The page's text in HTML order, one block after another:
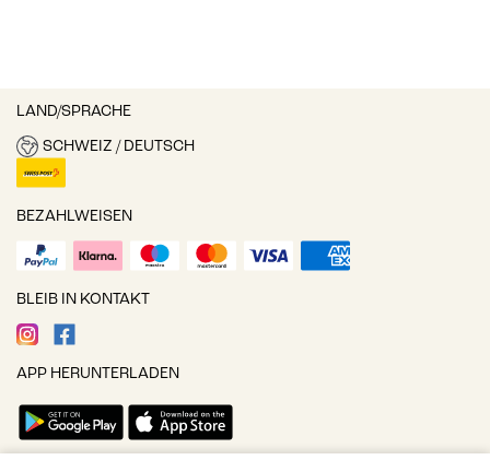
LAND/SPRACHE
SCHWEIZ / DEUTSCH
BEZAHLWEISEN
BLEIB IN KONTAKT
APP HERUNTERLADEN